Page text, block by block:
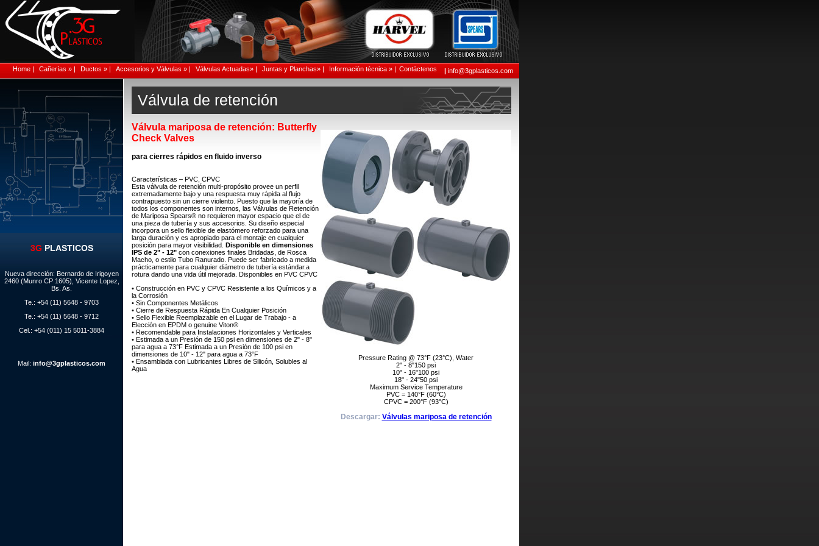
Home | Cañerías » | Ductos » | Accesorios y Válvulas » | Válvulas Actuadas» | Juntas y Planchas» | Información técnica » | Contáctenos | info@3gplasticos.com
3G PLASTICOS
Nueva dirección: Bernardo de Irigoyen
2460 (Munro CP 1605), Vicente Lopez,
Bs. As.
Te.: +54 (11) 5648 - 9703
Te.: +54 (11) 5648 - 9712
Cel.: +54 (011) 15 5011-3884
Mail: info@3gplasticos.com
Válvula de retención
Válvula mariposa de retención: Butterfly
Check Valves
para cierres rápidos en fluido inverso
Características – PVC, CPVC
Esta válvula de retención multi-propósito provee un perfil
extremadamente bajo y una respuesta muy rápida al flujo
contrapuesto sin un cierre violento. Puesto que la mayoría de
todos los componentes son internos, las Válvulas de Retención
de Mariposa Spears® no requieren mayor espacio que el de
una pieza de tubería y sus accesorios. Su diseño especial
incorpora un sello flexible de elastómero reforzado para una
larga duración y es apropiado para el montaje en cualquier
posición para mayor visibilidad. Disponible en dimensiones
IPS de 2" - 12" con conexiones finales Bridadas, de Rosca
Macho, o estilo Tubo Ranurado. Puede ser fabricado a medida
prácticamente para cualquier diámetro de tubería estándar.a
rotura dando una vida útil mejorada. Disponibles en PVC CPVC
• Construcción en PVC y CPVC Resistente a los Químicos y a
la Corrosión
• Sin Componentes Metálicos
• Cierre de Respuesta Rápida En Cualquier Posición
• Sello Flexible Reemplazable en el Lugar de Trabajo - a
Elección en EPDM o genuine Viton®
• Recomendable para Instalaciones Horizontales y Verticales
• Estimada a un Presión de 150 psi en dimensiones de 2" - 8"
para agua a 73°F Estimada a un Presión de 100 psi en
dimensiones de 10" - 12" para agua a 73°F
• Ensamblada con Lubricantes Libres de Silicón, Solubles al
Agua
Pressure Rating @ 73°F (23°C), Water
2" - 8"150 psi
10" - 16"100 psi
18" - 24"50 psi
Maximum Service Temperature
PVC = 140°F (60°C)
CPVC = 200°F (93°C)
Descargar: Válvulas mariposa de retención